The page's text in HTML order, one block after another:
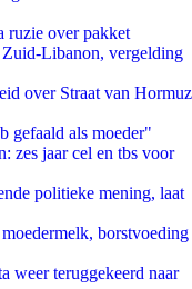
ruzie over pakket
Libanon, vergelding
over Straat van Hormuz
gefaald als moeder"
zes jaar cel en tbs voor
politieke mening, laat
borstvoeding
weer teruggekeerd naar